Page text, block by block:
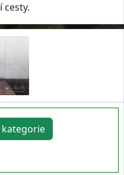
cesty.
kategorie